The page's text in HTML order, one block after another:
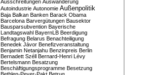
Ausschreitungen Auswanderung
Autoindustrie Autonomie Außenpolitik
Baja Balkan Banken Barack Obama
Barcelona Barvergütungen Bausektor
Bausparsubvention Bayerische
Landtagswahl BayernLB Beerdigung
Befragung Belarus Benachteiligung
Benedek Jávor Benefizveranstaltung
Benjamin Netanjahu Benzinpreis Berlin
Bernadett Széll Bernard-Henri Lévy
Bertelsmann Besatzung
Beschäftigungsprogramme Besetzung